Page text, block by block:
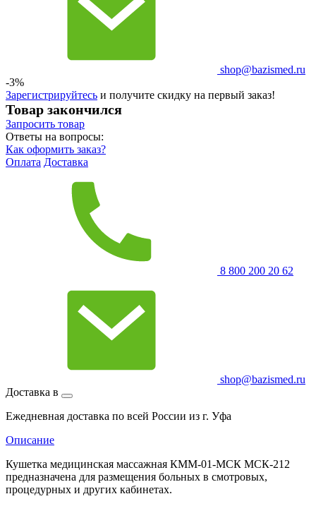
shop@bazismed.ru
-3%
Зарегистрируйтесь и получите скидку на первый заказ!
Товар закончился
Запросить товар
Ответы на вопросы:
Как оформить заказ?
Оплата Доставка
8 800 200 20 62
shop@bazismed.ru
Доставка в
Ежедневная доставка по всей России из г. Уфа
Описание
Кушетка медицинская массажная КММ-01-МСК МСК-212
предназначена для размещения больных в смотровых,
процедурных и других кабинетах.